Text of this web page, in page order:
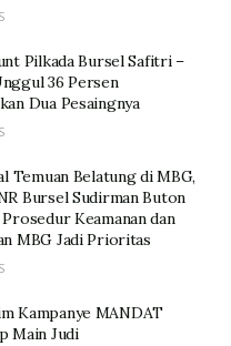
Pilkada Bursel Safitri –
36 Persen
Dua Pesaingnya
Temuan Belatung di MBG,
Bursel Sudirman Buton
Keamanan dan
MBG Jadi Prioritas
Kampanye MANDAT
Main Judi